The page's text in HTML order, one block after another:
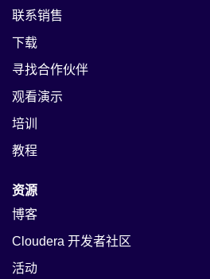
联系销售
下载
寻找合作伙伴
观看演示
培训
教程
资源
博客
Cloudera 开发者社区
活动